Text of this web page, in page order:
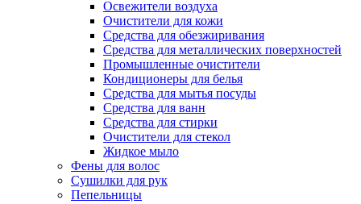
Освежители воздуха
Очистители для кожи
Средства для обезжиривания
Средства для металлических поверхностей
Промышленные очистители
Кондиционеры для белья
Средства для мытья посуды
Средства для ванн
Средства для стирки
Очистители для стекол
Жидкое мыло
Фены для волос
Сушилки для рук
Пепельницы